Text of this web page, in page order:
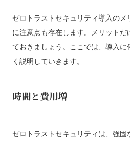
ゼロトラストセキュリティ導入の
に注意点も存在します。メリットだ
ておきましょう。ここでは、導入に
く説明していきます。
時間と費用増
ゼロトラストセキュリティは、強固